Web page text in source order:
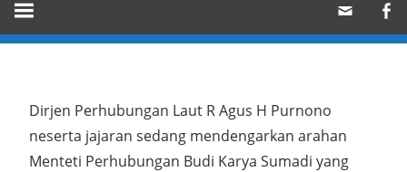
Keadilan
dan
Dirjen Perhubungan Laut R Agus H Purnono
neserta jajaran sedang mendengarkan arahan
Menteti Perhubungan Budi Karya Sumadi yang